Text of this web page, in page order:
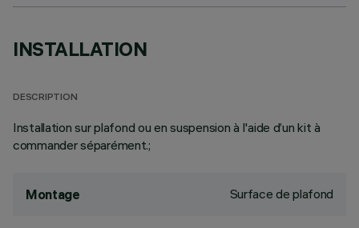
INSTALLATION
DESCRIPTION
Installation sur plafond ou en suspension à l'aide d’un kit à
commander séparément.;
Montage Surface de plafond